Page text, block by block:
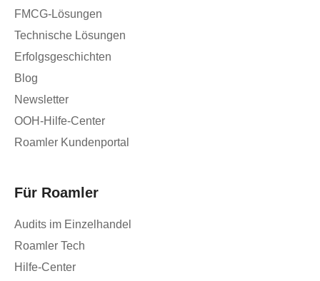
FMCG-Lösungen
Technische Lösungen
Erfolgsgeschichten
Blog
Newsletter
OOH-Hilfe-Center
Roamler Kundenportal
Für Roamler
Audits im Einzelhandel
Roamler Tech
Hilfe-Center